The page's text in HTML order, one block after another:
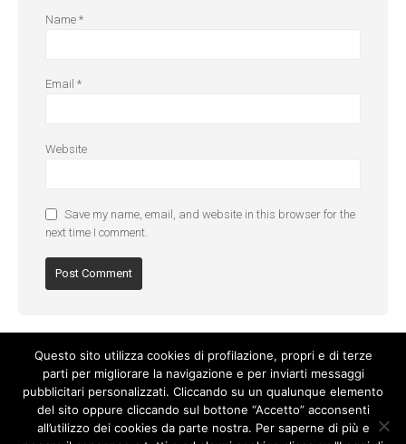
Name *
Email *
Website
Save my name, email, and website in this browser for the
next time I comment.
Questo sito utilizza cookies di profilazione, propri e di terze
parti per migliorare la navigazione e per inviarti messaggi
pubblicitari personalizzati. Cliccando su un qualunque elemento
del sito oppure cliccando sul bottone “Accetto” acconsenti
all’utilizzo dei cookies da parte nostra. Per saperne di più e